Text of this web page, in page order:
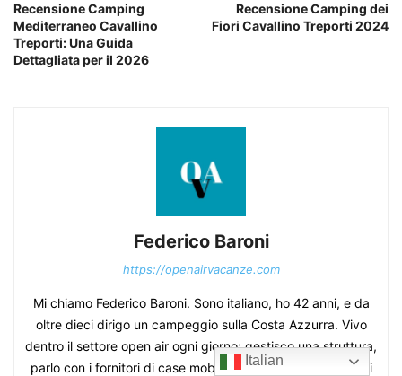
Recensione Camping
Mediterraneo Cavallino
Treporti: Una Guida
Dettagliata per il 2026
Recensione Camping dei
Fiori Cavallino Treporti 2024
Federico Baroni
https://openairvacanze.com
Mi chiamo Federico Baroni. Sono italiano, ho 42 anni, e da
oltre dieci dirigo un campeggio sulla Costa Azzurra. Vivo
dentro il settore open air ogni giorno: gestisco una struttura,
parlo con i fornitori di case mobili, vedo passare migliaia di
Italian